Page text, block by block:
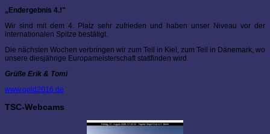
„Endergebnis 4.!"
Wir sind mit dem 4. Platz sehr zufrieden und haben unser Niveau vor der
internationalen Spitze bestätigt.
Die nächsten Wochen verbringen wir zum Teil in Kiel, zum Teil in Dänemark, wo
unsere diesjährige Europameisterschaft stattfinden wird.
Grüße Erik & Tomi
www.gold2016.de
TSC-Webcams